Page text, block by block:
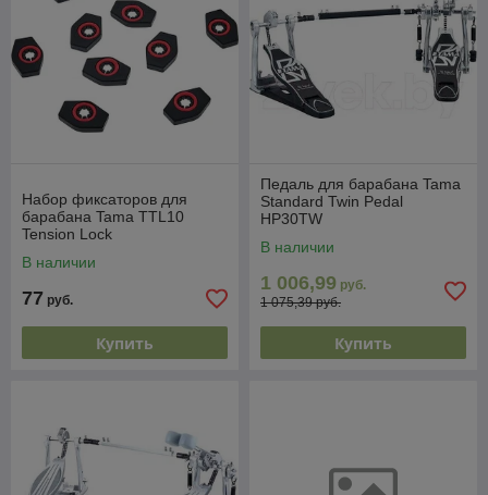
Набор фиксаторов для
барабана Tama TTL10
Tension Lock
В наличии
77 руб.
Купить
Педаль для барабана Tama
Standard Twin Pedal
HP30TW
В наличии
1 006,99 руб.
1 075,39 руб.
Купить